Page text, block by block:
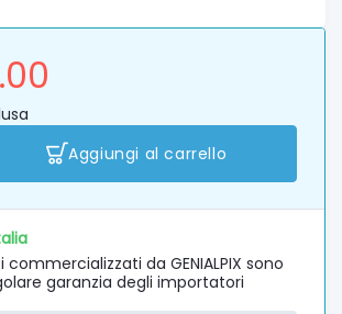
Aggiungi al carrello
da GENIALPIX sono
garanzia degli importatori